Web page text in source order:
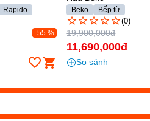
-41 %
Whirlpool Bếp gas
(0)
4,490,000đ
2,790,000đ
So sánh